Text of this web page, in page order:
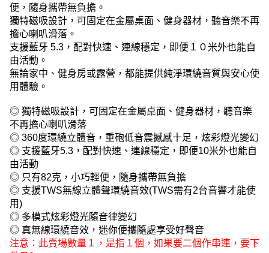
便，隨身攜帶無負擔。
獨特磁吸設計，可固定在金屬桌面、健身器材，聽音樂不再
擔心喇叭滑落。
支援藍牙 5.3，配對快速、連線穩定，即便１０米外也能自
由活動。
無論家中、健身房或露營，都能提供純淨環繞音質與安心使
用體驗。
◎ 獨特磁吸設計，可固定在金屬桌面、健身器材，聽音樂
不再擔心喇叭滑落
◎ 360度環繞立體音，重砲低音震撼感十足，炫彩燈光變幻
◎ 支援藍牙5.3，配對快速、連線穩定，即便10米外也能自
由活動
◎ 只有82克，小巧輕便，隨身攜帶無負擔
◎ 支援TWS無線立體聲環繞音效(TWS需有2台音響才能使
用)
◎ 多模式炫彩燈光隨音律變幻
◎ 真無線環繞音效，迷你便攜隨處享受好聲音
注意：此賣場數量１，是指１個，如果要二個作串連，要下